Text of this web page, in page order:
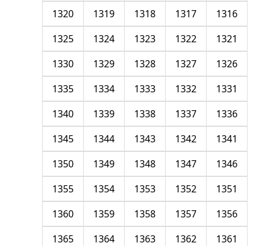
1316
1317
1318
1319
1320
1321
1322
1323
1324
1325
1326
1327
1328
1329
1330
1331
1332
1333
1334
1335
1336
1337
1338
1339
1340
1341
1342
1343
1344
1345
1346
1347
1348
1349
1350
1351
1352
1353
1354
1355
1356
1357
1358
1359
1360
1361
1362
1363
1364
1365